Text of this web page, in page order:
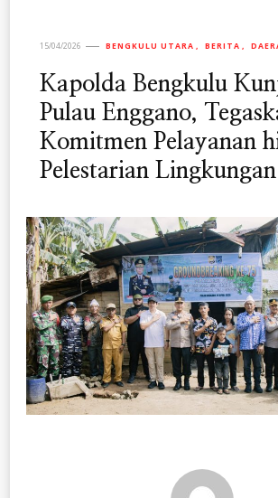
15/04/2026 BENGKULU UTARA BERITA
Kapolda Bengkulu
Pulau Enggano,
Komitmen Pelayanan
Pelestarian Lingkungan